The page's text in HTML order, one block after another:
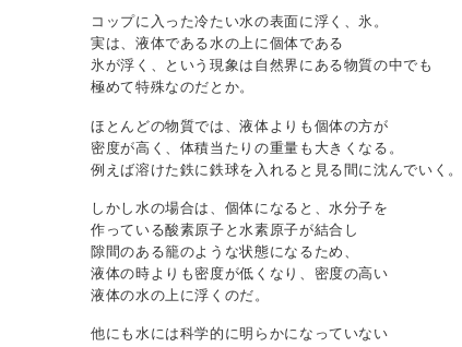
コップに入った冷たい水の表面に浮く、氷。
実は、液体である水の上に個体である
氷が浮く、という現象は自然界にある物質の中でも
極めて特殊なのだとか。
ほとんどの物質では、液体よりも個体の方が
密度が高く、体積当たりの重量も大きくなる。
例えば溶けた鉄に鉄球を入れると見る間に沈んでいく。
しかし水の場合は、個体になると、水分子を
作っている酸素原子と水素原子が結合し
隙間のある籠のような状態になるため、
液体の時よりも密度が低くなり、密度の高い
液体の水の上に浮くのだ。
他にも水には科学的に明らかになっていない